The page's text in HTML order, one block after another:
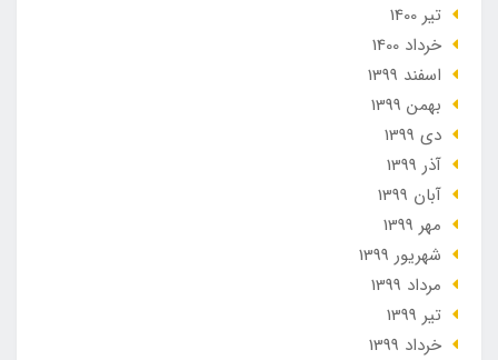
تير 1400
خرداد 1400
اسفند 1399
بهمن 1399
دی 1399
آذر 1399
آبان 1399
مهر 1399
شهریور 1399
مرداد 1399
تير 1399
خرداد 1399